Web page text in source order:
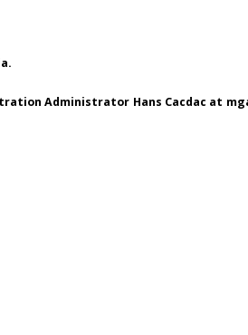
Administrator Hans Cacdac at